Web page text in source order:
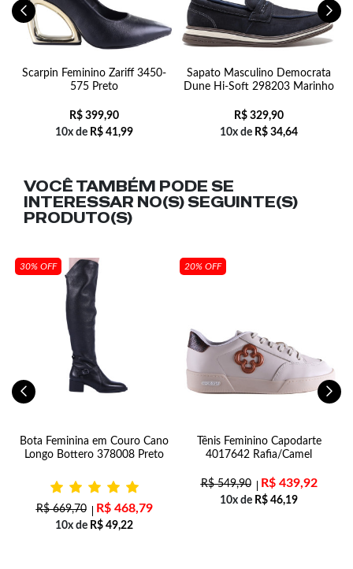
Scarpin Feminino Zariff 3450-
575 Preto
R$ 399,90
10x de R$ 41,99
Sapato Masculino Democrata
Dune Hi-Soft 298203 Marinho
R$ 329,90
10x de R$ 34,64
VOCÊ TAMBÉM PODE SE
INTERESSAR NO(S) SEGUINTE(S)
PRODUTO(S)
30% OFF
Bota Feminina em Couro Cano
Longo Bottero 378008 Preto
R$669,70 R$468,79
10x de R$ 49,22
20% OFF
Tênis Feminino Capodarte
4017642 Rafia/Camel
R$549,90 R$439,92
10x de R$ 46,19